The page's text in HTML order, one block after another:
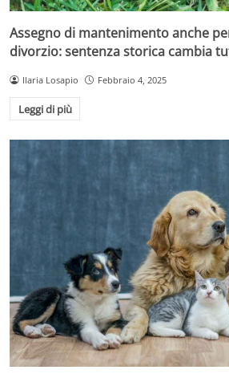
Assegno di mantenimento anche
divorzio: sentenza storica cambia
Ilaria Losapio Febbraio 4, 2025
Leggi di più